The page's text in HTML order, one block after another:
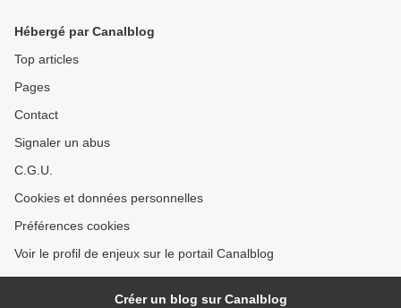
Hébergé par Canalblog
Top articles
Pages
Contact
Signaler un abus
C.G.U.
Cookies et données personnelles
Préférences cookies
Voir le profil de enjeux sur le portail Canalblog
Créer un blog sur Canalblog